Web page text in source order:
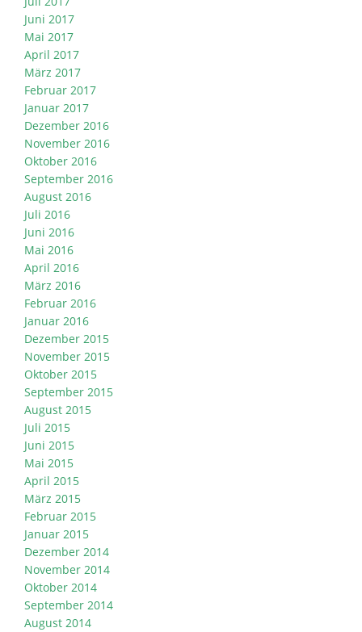
Juni 2017
Mai 2017
April 2017
März 2017
Februar 2017
Januar 2017
Dezember 2016
November 2016
Oktober 2016
September 2016
August 2016
Juli 2016
Juni 2016
Mai 2016
April 2016
März 2016
Februar 2016
Januar 2016
Dezember 2015
November 2015
Oktober 2015
September 2015
August 2015
Juli 2015
Juni 2015
Mai 2015
April 2015
März 2015
Februar 2015
Januar 2015
Dezember 2014
November 2014
Oktober 2014
September 2014
August 2014